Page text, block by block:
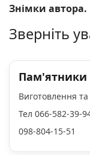
Знімки автора.
Зверніть
Пам'ятники
Виготовлення
Тел 066-582-39-
098-804-15-51